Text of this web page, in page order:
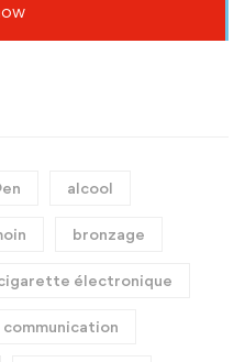
alcool
bronzage
électronique
communication